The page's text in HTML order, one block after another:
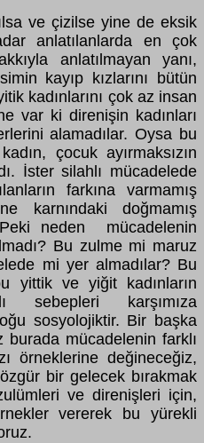
ve çizilse yine de eksik
anlatılanlarda en çok
anlatılmayan yanı,
kayıp kızlarını bütün
kadınlarını çok az insan
var ki direnişin kadınları
alamadılar. Oysa bu
çocuk ayırmaksızın
İster silahlı mücadelede
farkına varmamış
karnındaki doğmamış
neden mücadelenin
Bu zulme mi maruz
mi yer almadılar? Bu
yittik ve yiğit kadınların
sebepleri karşımıza
sosyolojiktir. Bir başka
burada mücadelenin farklı
örneklerine değineceğiz,
bir gelecek bırakmak
ve direnişleri için,
vererek bu yürekli